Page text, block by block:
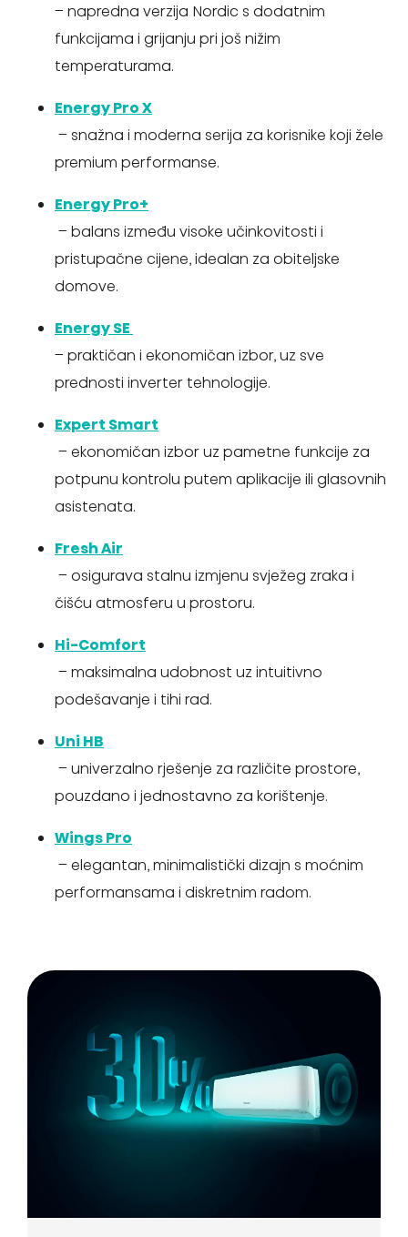
– napredna verzija Nordic s dodatnim
funkcijama i grijanju pri još nižim
temperaturama.
Energy Pro X
– snažna i moderna serija za korisnike koji žele
premium performanse.
Energy Pro+
– balans između visoke učinkovitosti i
pristupačne cijene, idealan za obiteljske
domove.
Energy SE
– praktičan i ekonomičan izbor, uz sve
prednosti inverter tehnologije.
Expert Smart
– ekonomičan izbor uz pametne funkcije za
potpunu kontrolu putem aplikacije ili glasovnih
asistenata.
Fresh Air
– osigurava stalnu izmjenu svježeg zraka i
čišću atmosferu u prostoru.
Hi-Comfort
– maksimalna udobnost uz intuitivno
podešavanje i tihi rad.
Uni HB
– univerzalno rješenje za različite prostore,
pouzdano i jednostavno za korištenje.
Wings Pro
– elegantan, minimalistički dizajn s moćnim
performansama i diskretnim radom.